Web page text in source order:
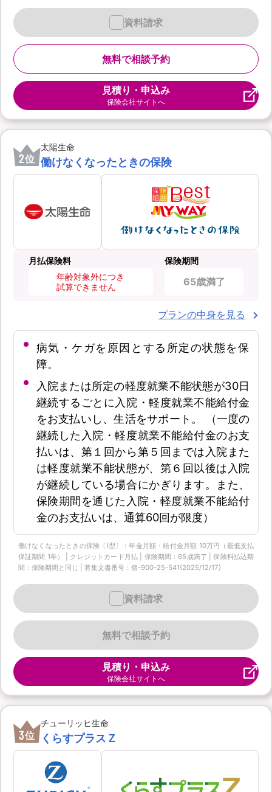
無料で相談予約
資料請求
見積り・申込み
保険会社サイトへ
2位
太陽生命
働けなくなったときの保険
月払保険料
年齢対象外につき
試算できません
保険期間
65歳満了
プランの中身を見る
病気・ケガを原因とする所定の状態を保
障。
入院または所定の軽度就業不能状態が30日
継続するごとに入院・軽度就業不能給付金
をお支払いし、生活をサポート。 （一度の
継続した入院・軽度就業不能給付金のお支
払いは、第１回から第５回までは入院また
は軽度就業不能状態が、第６回以後は入院
が継続している場合にかぎります。また、
保険期間を通じた入院・軽度就業不能給付
金のお支払いは、通算60回が限度）
働けなくなったときの保険〔Ⅰ型〕：年金月額・給付金月額 10万円（最低支払
保証期間 1年） | クレジットカード月払 | 保険期間：65歳満了 | 保険料払込期
間：保険期間と同じ | 募集文書番号：個-900-25-541(2025/12/17)
無料で相談予約
資料請求
見積り・申込み
保険会社サイトへ
3位
チューリッヒ生命
くらすプラスＺ